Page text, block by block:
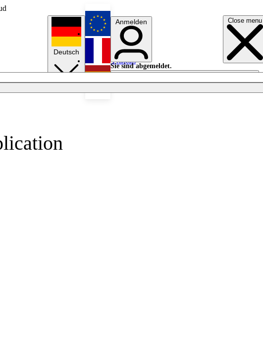
Close menu
Deutsch
English
Français
Anmelden
Sie sind abgemeldet.
Anmelden
Licht aus